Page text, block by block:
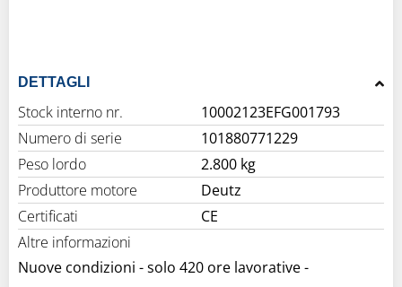
DETTAGLI
Stock interno nr.
10002123EFG001793
Numero di serie
101880771229
Peso lordo
2.800 kg
Produttore motore
Deutz
Certificati
CE
Altre informazioni
Nuove condizioni - solo 420 ore lavorative -